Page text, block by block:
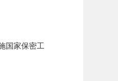
国家保密工